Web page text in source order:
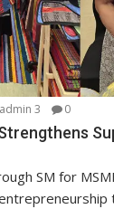
admin 3 0
SM for